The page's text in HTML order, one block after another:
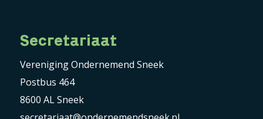
Secretariaat
Vereniging Ondernemend Sneek
Postbus 464
8600 AL Sneek